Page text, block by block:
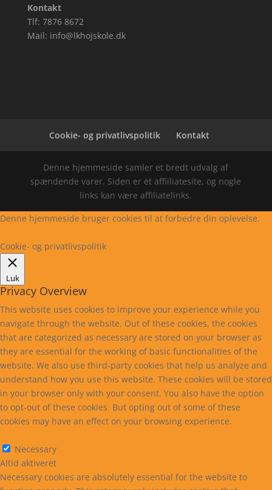
Kontakt
Tlf: 7876 8672
Mail: info@lkhojskole.dk
Cookie- og privatlivspolitik Kontakt
Denne hjemmeside samler et bredt udvalg af
spændende varer. Siden er et affiiliatesite, og nogle
links kan være affiliatelinks.
Denne hjemmeside bruger cookies til at forbedre din oplevelse.
Cookie- og privatlivspolitik
Luk
Privacy Overview
This website uses cookies to improve your experience while you
navigate through the website. Out of these cookies, the cookies
that are categorized as necessary are stored on your browser as
they are essential for the working of basic functionalities of the
website. We also use third-party cookies that help us analyze and
understand how you use this website. These cookies will be stored
in your browser only with your consent. You also have the option
to opt-out of these cookies. But opting out of some of these
cookies may have an effect on your browsing experience.
Necessary
Altid aktiveret
Necessary cookies are absolutely essential for the website to